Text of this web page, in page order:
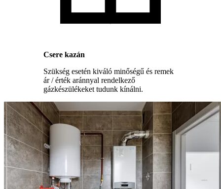
Csere kazán
Szükség esetén kiváló minőségű és remek
ár / érték aránnyal rendelkező
gázkészülékeket tudunk kínálni.